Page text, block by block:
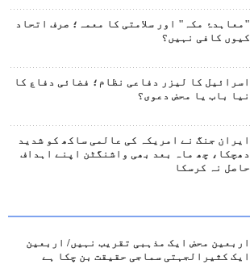
"معاہدۂ مکہ" اور سلامتی کا معمہ؛ صرف اتحاد
کیوں کافی نہیں؟
اسرائیل کا لیزر دفاعی نظام؛ فضائی دفاع کا
نیا باب یا محض دعوی؟
ایران جنگ نے امریکہ کی عالمی ساکھ کو شدید
دھچکا، چھ ماہ بعد بھی واشنگٹن اپنے اہداف
حاصل نہ کرسکا
اربعین محض ایک مذہبی تقریب نہیں/ اربعین
ایک کثیرالجہتی سماجی حقیقت بن چکا ہے